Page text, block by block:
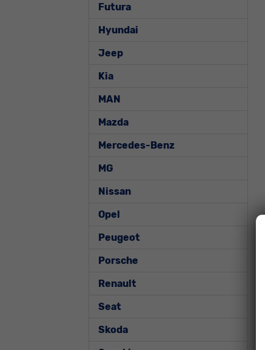
Futura
Hyundai
Jeep
Kia
MAN
Mazda
Mercedes-Benz
MG
Nissan
Opel
Peugeot
Porsche
Renault
Seat
Skoda